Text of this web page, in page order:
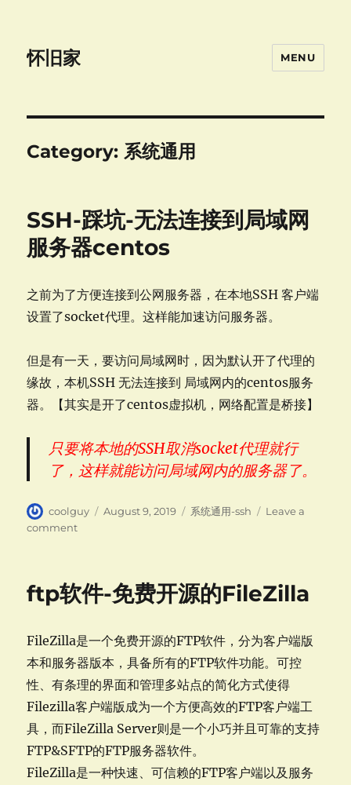
怀旧家 MENU
Category: 系统通用
SSH-踩坑-无法连接到局域网
服务器centos
之前为了方便连接到公网服务器，在本地SSH 客户端
设置了socket代理。这样能加速访问服务器。
但是有一天，要访问局域网时，因为默认开了代理的
缘故，本机SSH 无法连接到 局域网内的centos服务
器。【其实是开了centos虚拟机，网络配置是桥接】
只要将本地的SSH取消socket代理就行
了，这样就能访问局域网内的服务器了。
Author
coolguy
Posted
August 9, 2019 Categories
系统通用-ssh
Leave a
commenton
无
接
到
域
网
服
器
centos
ftp软件-免费开源的FileZilla
FileZilla是一个免费开源的FTP软件，分为客户端版
本和服务器版本，具备所有的FTP软件功能。可控
性、有条理的界面和管理多站点的简化方式使得
Filezilla客户端版成为一个方便高效的FTP客户端工
具，而FileZilla Server则是一个小巧并且可靠的支持
FTP&SFTP的FTP服务器软件。
FileZilla是一种快速、可信赖的FTP客户端以及服务